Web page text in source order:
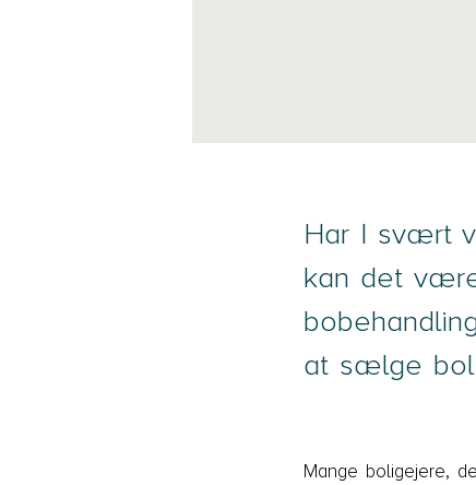
Har I svært
kan det
at sælge
Mange boligejere,